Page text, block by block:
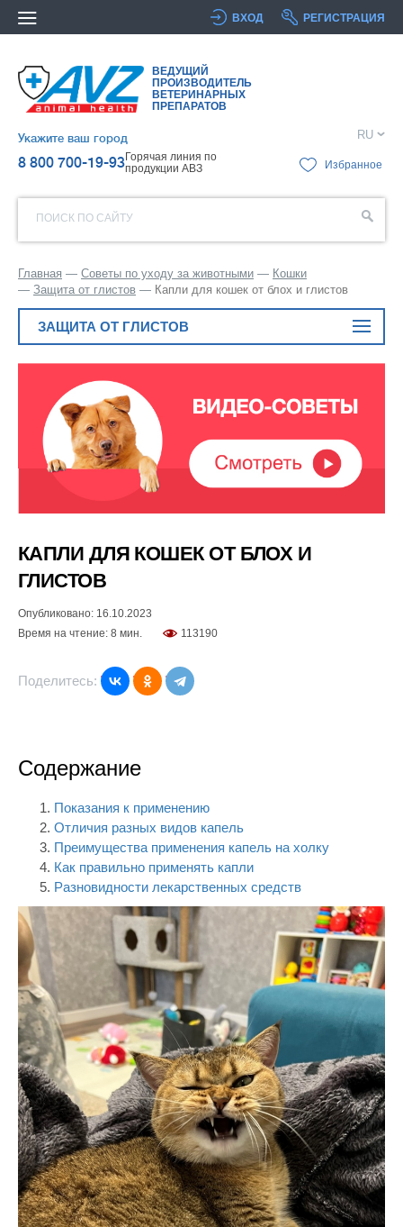
ВХОД РЕГИСТРАЦИЯ
ВЕДУЩИЙ
ПРОИЗВОДИТЕЛЬ
ВЕТЕРИНАРНЫХ
ПРЕПАРАТОВ
Укажите ваш город
8 800 700-19-93Горячая линия по
продукции АВЗ
RU
Избранное
ПОИСК ПО САЙТУ
Главная Советы по уходу за животными
Кошки
Защита от глистов
Капли для кошек от блох и глистов
ЗАЩИТА ОТ ГЛИСТОВ
КАПЛИ ДЛЯ КОШЕК ОТ БЛОХ И
ГЛИСТОВ
Опубликовано: 16.10.2023
Время на чтение: 8 мин.
113190
Поделитесь:
Содержание
Показания к применению
Отличия разных видов капель
Преимущества применения капель на холку
Как правильно применять капли
Разновидности лекарственных средств